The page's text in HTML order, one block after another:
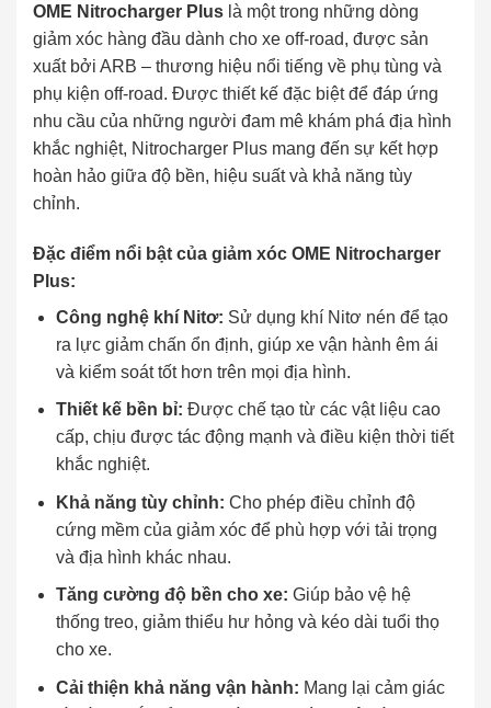
OME Nitrocharger Plus là một trong những dòng
giảm xóc hàng đầu dành cho xe off-road, được sản
xuất bởi ARB – thương hiệu nổi tiếng về phụ tùng và
phụ kiện off-road. Được thiết kế đặc biệt để đáp ứng
nhu cầu của những người đam mê khám phá địa hình
khắc nghiệt, Nitrocharger Plus mang đến sự kết hợp
hoàn hảo giữa độ bền, hiệu suất và khả năng tùy
chỉnh.
Đặc điểm nổi bật của giảm xóc OME Nitrocharger
Plus:
Công nghệ khí Nitơ: Sử dụng khí Nitơ nén để tạo
ra lực giảm chấn ổn định, giúp xe vận hành êm ái
và kiểm soát tốt hơn trên mọi địa hình.
Thiết kế bền bỉ: Được chế tạo từ các vật liệu cao
cấp, chịu được tác động mạnh và điều kiện thời tiết
khắc nghiệt.
Khả năng tùy chỉnh: Cho phép điều chỉnh độ
cứng mềm của giảm xóc để phù hợp với tải trọng
và địa hình khác nhau.
Tăng cường độ bền cho xe: Giúp bảo vệ hệ
thống treo, giảm thiểu hư hỏng và kéo dài tuổi thọ
cho xe.
Cải thiện khả năng vận hành: Mang lại cảm giác